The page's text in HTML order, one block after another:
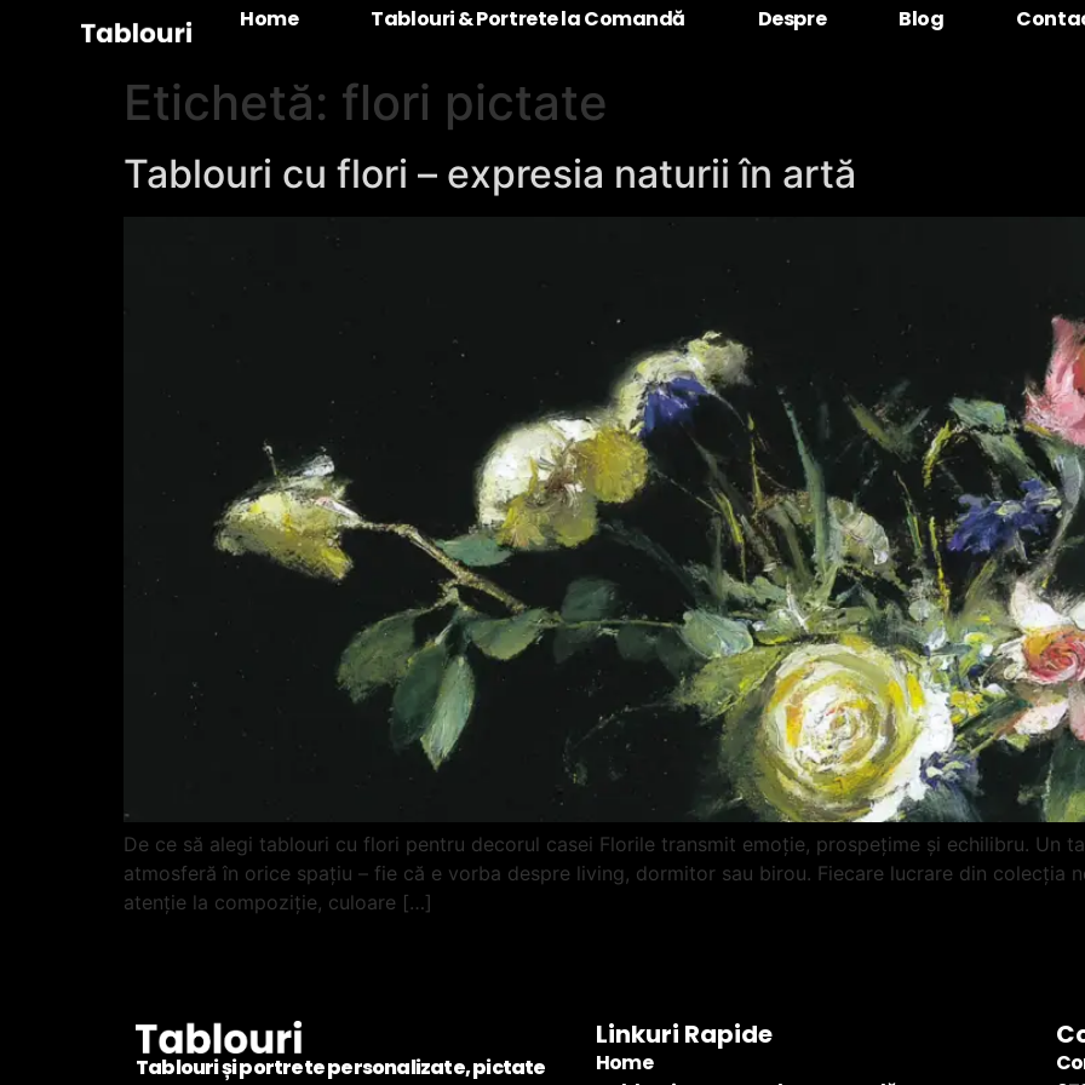
Home Tablouri & Portrete la Comandă Despre Blog
Etichetă: flori pictate
Tablouri cu flori – expresia naturii în artă
De ce să alegi tablouri cu flori pentru decorul casei Florile transmit emoție, prospețime și echilibru. Un
atmosferă în orice spațiu – fie că e vorba despre living, dormitor sau birou. Fiecare lucrare din colecția
atenție la compoziție, culoare […]
Tablouri și portrete personalizate, pictate
Linkuri Rapide
Home